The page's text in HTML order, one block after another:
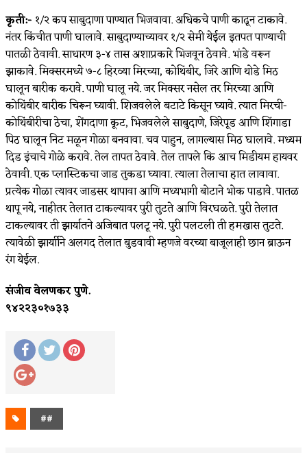
कृती:- १/२ कप साबुदाणा पाण्यात भिजवावा. अधिकचे पाणी काढून टाकावे.
नंतर किंचीत पाणी घालावे. साबुदाण्याच्यावर १/२ सेमी येईल इतपत पाण्याची
पातळी ठेवावी. साधारण ३-४ तास अशाप्रकारे भिजवून ठेवावे. भांडे वरून
झाकावे. मिक्सरमध्ये ७-८ हिरव्या मिरच्या, कोथिंबीर, जिरे आणि थोडे मिठ
घालून बारीक करावे. पाणी घालू नये. जर मिक्सर नसेल तर मिरच्या आणि
कोथिंबीर बारीक चिरून घ्यावी. शिजवलेले बटाटे किसून घ्यावे. त्यात मिरची-
कोथिंबीरीचा ठेचा, शेंगदाणा कूट, भिजवलेले साबुदाणे, जिरेपूड आणि शिंगाडा
पिठ घालून निट मळून गोळा बनवावा. चव पाहुन, लागल्यास मिठ घालावे. मध्यम
दिड इंचाचे गोळे करावे. तेल तापत ठेवावे. तेल तापले कि आच मिडीयम हायवर
ठेवावी. एक प्लास्टिकचा जाड तुकडा घ्यावा. त्याला तेलाचा हात लावावा.
प्रत्येक गोळा त्यावर जाडसर थापावा आणि मध्यभागी बोटाने भोक पाडावे. पातळ
थापू नये, नाहीतर तेलात टाकल्यावर पुरी तुटते आणि विरघळते. पुरी तेलात
टाकल्यावर ती झार्यातने अजिबात पलटू नये. पुरी पलटली ती हमखास तुटते.
त्यावेळी झार्याीने अलगद तेलात बुडवावी म्हणजे वरच्या बाजूलाही छान ब्राऊन
रंग येईल.
संजीव वेलणकर पुणे.
९४२२३०१७३३
##